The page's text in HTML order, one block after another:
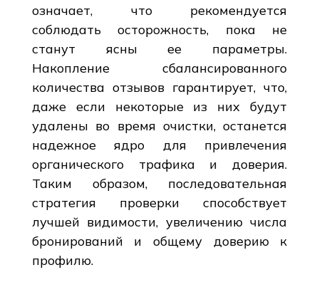
означает, что рекомендуется
соблюдать осторожность, пока не
станут ясны ее параметры.
Накопление сбалансированного
количества отзывов гарантирует, что,
даже если некоторые из них будут
удалены во время очистки, останется
надежное ядро для привлечения
органического трафика и доверия.
Таким образом, последовательная
стратегия проверки способствует
лучшей видимости, увеличению числа
бронирований и общему доверию к
профилю.